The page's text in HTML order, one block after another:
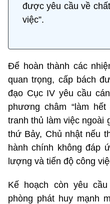
được yêu cầu về
việc”.
Để hoàn thành các
quan trọng, cấp bách
đạo Cục IV yêu cầu
phương châm “làm
tranh thủ làm việc ngoài
thứ Bảy, Chủ nhật nếu
hành chính không đáp
lượng và tiến độ công
Kế hoạch còn yêu
phòng phát huy mạnh